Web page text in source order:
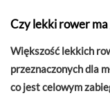
Czy lekki rower
Większość lekkich
przeznaczonych dla
co jest celowym